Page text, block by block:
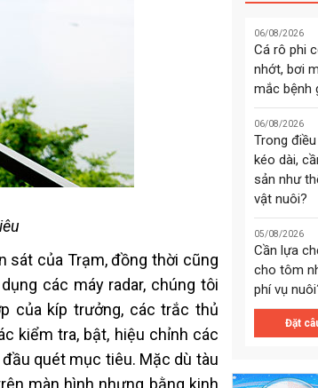
sát của Trạm, đồng thời cũng
các máy radar, chúng tôi
của kíp trưởng, các trắc thủ
kiểm tra, bật, hiệu chỉnh các
quét mục tiêu. Mặc dù tàu
màn hình nhưng bằng kinh
06/08/2026
Cá rô phi
nhớt, bơi
mắc bệnh
06/08/2026
Trong
kéo dài,
sản như
vật nuôi?
05/08/2026
Cần lựa
cho tôm
phí vụ
Đặt